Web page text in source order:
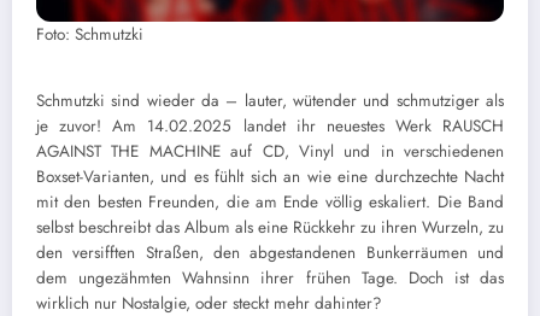
Foto: Schmutzki
Schmutzki sind wieder da – lauter, wütender und schmutziger als
je zuvor! Am 14.02.2025 landet ihr neuestes Werk RAUSCH
AGAINST THE MACHINE auf CD, Vinyl und in verschiedenen
Boxset-Varianten, und es fühlt sich an wie eine durchzechte Nacht
mit den besten Freunden, die am Ende völlig eskaliert. Die Band
selbst beschreibt das Album als eine Rückkehr zu ihren Wurzeln, zu
den versifften Straßen, den abgestandenen Bunkerräumen und
dem ungezähmten Wahnsinn ihrer frühen Tage. Doch ist das
wirklich nur Nostalgie, oder steckt mehr dahinter?